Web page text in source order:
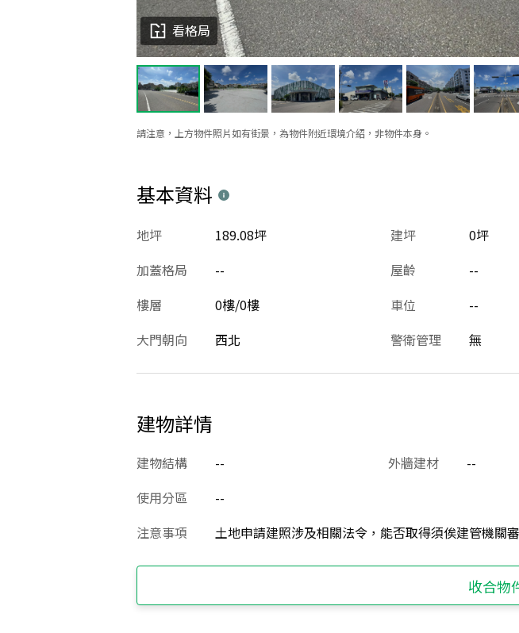
請注意，上方物件照片如有街景，為物件附近環境介紹，非物件本身。
看格局
基本資料
建坪 0坪
地坪 189.08坪
加蓋格局
-- 屋齡 --
樓層
0樓/0樓 車位 --
大門朝向
西北 警衛管理 無
建物詳情
建物結構 -- 外牆建材 --
使用分區
--
注意事項
土地申請建照涉及相關法令，能否取得須俟建管機關
收合物